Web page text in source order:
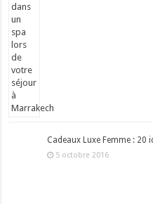
Cadeaux Luxe Femme : 20
5 octobre 2016